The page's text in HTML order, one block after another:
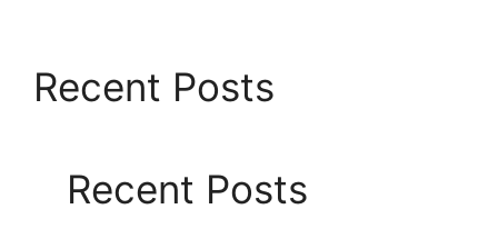
Recent Posts
Recent Posts